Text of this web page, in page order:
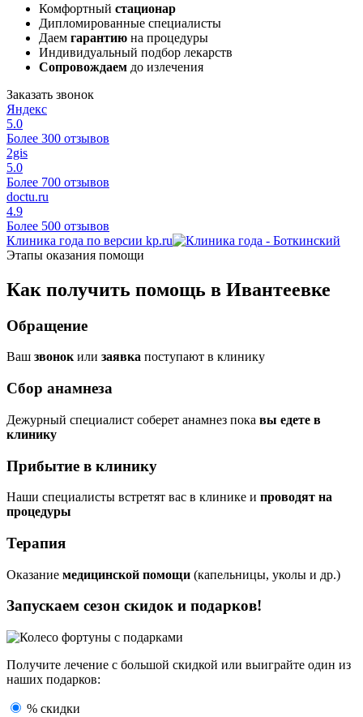
Комфортный стационар
Дипломированные специалисты
Даем гарантию на процедуры
Индивидуальный подбор лекарств
Сопровождаем до излечения
Заказать звонок
Яндекс
5.0
Более 300 отзывов
2gis
5.0
Более 700 отзывов
doctu.ru
4.9
Более 500 отзывов
Клиника года по версии kp.ru
Этапы оказания помощи
Как получить помощь в Ивантеевке
Обращение
Ваш звонокили заявка поступают в клинику
Сбор анамнеза
Дежурный специалист соберет анамнез пока вы едете в
клинику
Прибытие в клинику
Наши специалисты встретят вас в клинике и проводят на
процедуры
Терапия
Оказание медицинской помощи (капельницы, уколы и др.)
Запускаем сезон скидок и подарков!
Получите лечение с большой скидкой или выиграйте один из
наших подарков:
% скидки